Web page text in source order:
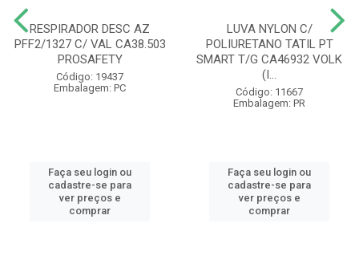
RESPIRADOR DESC AZ
PFF2/1327 C/ VAL CA38.503
PROSAFETY
Código: 19437
Embalagem: PC
Faça seu login ou
cadastre-se para
ver preços e
comprar
LUVA NYLON C/
POLIURETANO TATIL PT
SMART T/G CA46932 VOLK
(I...
Código: 11667
Embalagem: PR
Faça seu login ou
cadastre-se para
ver preços e
comprar